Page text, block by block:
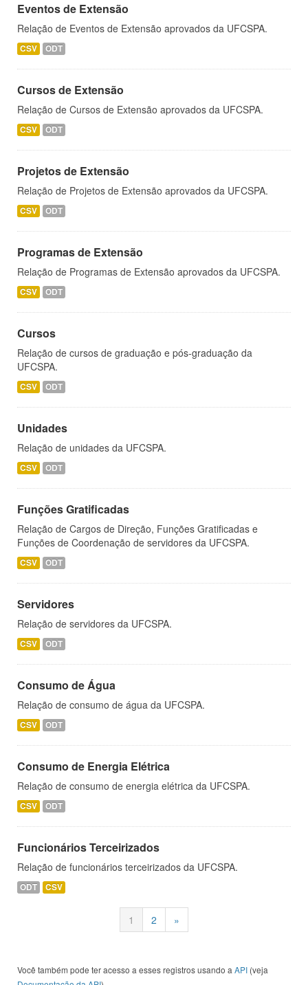
Eventos de Extensão
Relação de Eventos de Extensão aprovados da UFCSPA.
CSV ODT
Cursos de Extensão
Relação de Cursos de Extensão aprovados da UFCSPA.
CSV ODT
Projetos de Extensão
Relação de Projetos de Extensão aprovados da UFCSPA.
CSV ODT
Programas de Extensão
Relação de Programas de Extensão aprovados da UFCSPA.
CSV ODT
Cursos
Relação de cursos de graduação e pós-graduação da
UFCSPA.
CSV ODT
Unidades
Relação de unidades da UFCSPA.
CSV ODT
Funções Gratificadas
Relação de Cargos de Direção, Funções Gratificadas e
Funções de Coordenação de servidores da UFCSPA.
CSV ODT
Servidores
Relação de servidores da UFCSPA.
CSV ODT
Consumo de Água
Relação de consumo de água da UFCSPA.
CSV ODT
Consumo de Energia Elétrica
Relação de consumo de energia elétrica da UFCSPA.
CSV ODT
Funcionários Terceirizados
Relação de funcionários terceirizados da UFCSPA.
ODT CSV
1 2 »
Você também pode ter acesso a esses registros usando a API (veja